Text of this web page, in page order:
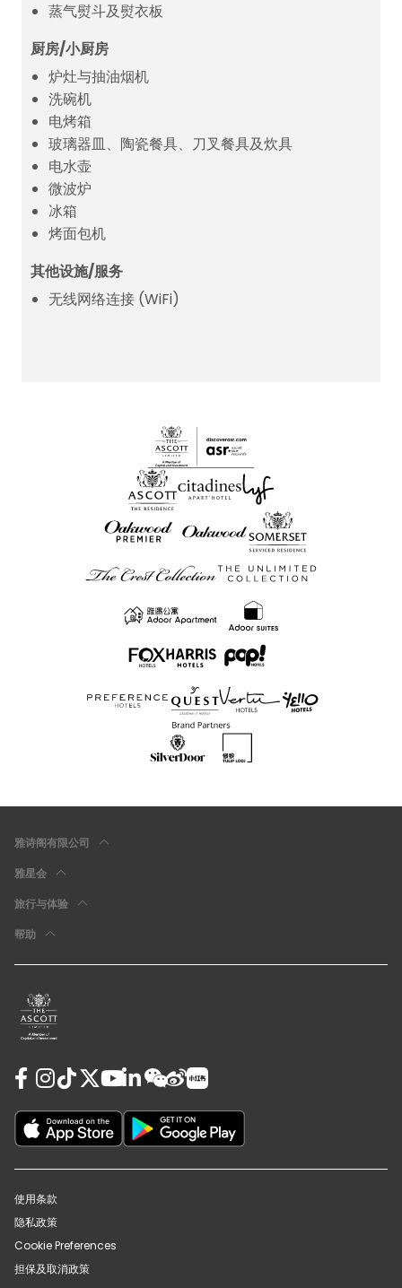
蒸气熨斗及熨衣板
厨房/小厨房
炉灶与抽油烟机
洗碗机
电烤箱
玻璃器皿、陶瓷餐具、刀叉餐具及炊具
电水壶
微波炉
冰箱
烤面包机
其他设施/服务
无线网络连接 (WiFi)
雅诗阁有限公司
雅星会
旅行与体验
帮助
使用条款
隐私政策
Cookie Preferences
担保及取消政策